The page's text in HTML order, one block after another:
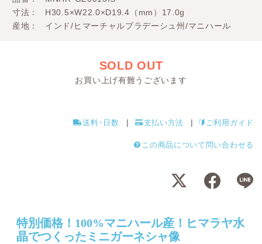
寸法
H30.5×W22.0×D19.4（mm）17.0g
産地
インド/ヒマーチャルプラデーシュ州/マニハール
SOLD OUT
お買い上げ有難うございます
送料･日数 支払い方法 ご利用ガイド
この商品について問い合わせる
特別価格！100%マニハール産！ヒマラヤ水
晶でつくったミニガーネシャ像